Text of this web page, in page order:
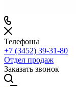
Телефоны
+7 (3452) 39-31-80
Отдел продаж
Заказать звонок